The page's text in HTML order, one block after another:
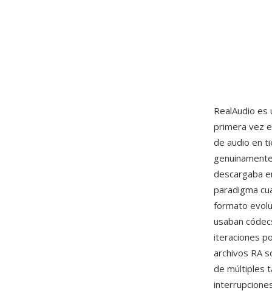
RealAudio
primera vez
de audio en
descargaba
paradigma
formato
usaban
iteraciones
archivos RA
de múltiples